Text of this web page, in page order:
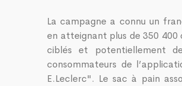
La campagne a connu un
en atteignant plus de 350 400
ciblés et potentiellement
consommateurs de
E.Leclerc". Le sac à pain